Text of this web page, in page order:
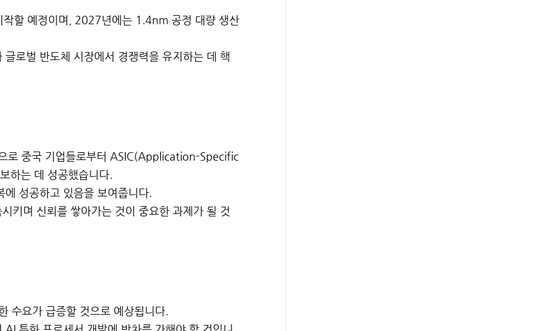
할 예정이며, 2027년에는 1.4nm 공정 대량 생산
로벌 반도체 시장에서 경쟁력을 유지하는 데 핵
로 중국 기업들로부터 ASIC(Application-Specific
하는 데 성공했습니다.
성공하고 있음을 보여줍니다.
키며 신뢰를 쌓아가는 것이 중요한 과제가 될 것
수요가 급증할 것으로 예상됩니다.